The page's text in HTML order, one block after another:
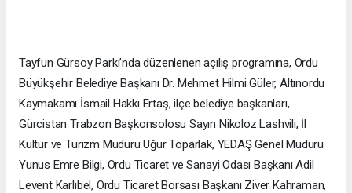
Tayfun Gürsoy Parkı’nda düzenlenen açılış programına, Ordu
Büyükşehir Belediye Başkanı Dr. Mehmet Hilmi Güler, Altınordu
Kaymakamı İsmail Hakkı Ertaş, ilçe belediye başkanları,
Gürcistan Trabzon Başkonsolosu Sayın Nikoloz Lashvili, İl
Kültür ve Turizm Müdürü Uğur Toparlak, YEDAŞ Genel Müdürü
Yunus Emre Bilgi, Ordu Ticaret ve Sanayi Odası Başkanı Adil
Levent Karlıbel, Ordu Ticaret Borsası Başkanı Ziver Kahraman,